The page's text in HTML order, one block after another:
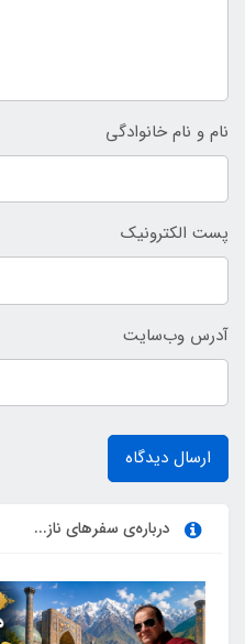
نام و نام خانوادگی
پست الکترونیک
آدرس وب‌سایت
ارسال دیدگاه
درباره‌ی سفرهای ناز...